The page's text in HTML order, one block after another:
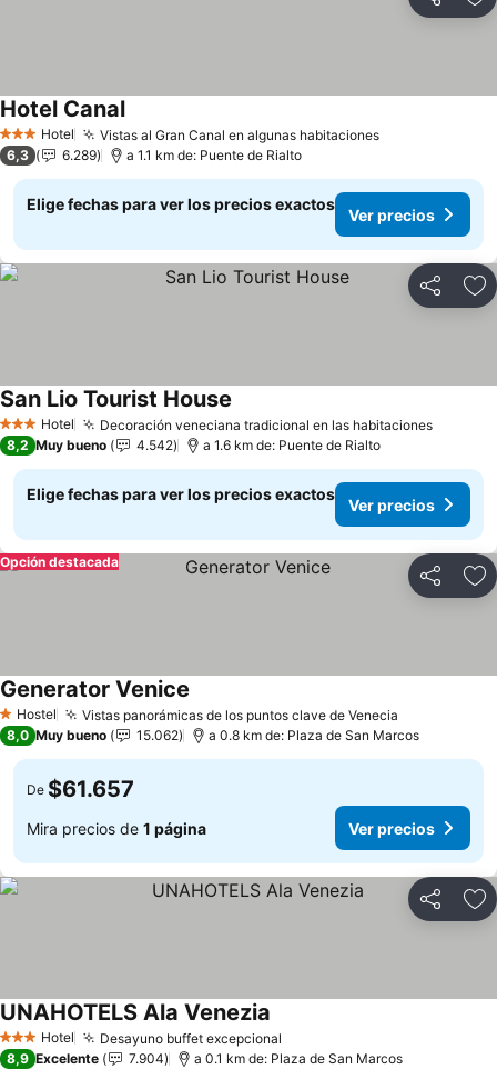
Compartir
3 Estrellas
Hotel Vistas al Gran Canal en algunas habitaciones
Hotel Canal
6,3 6.289 a 1.1 km de: Puente de Rialto
Elige fechas para ver los precios exactos
Ver precios
Compartir
3 Estrellas
Hotel Decoración veneciana tradicional en las habitaciones
San Lio Tourist House
8,2 Muy bueno 4.542 a 1.6 km de: Puente de Rialto
Elige fechas para ver los precios exactos
Ver precios
Compartir
Opción destacada
1 Estrellas
Hostel Vistas panorámicas de los puntos clave de Venecia
Generator Venice
8,0 Muy bueno 15.062 a 0.8 km de: Plaza de San Marcos
De $61.657
Mira precios de 1 página Ver precios
Compartir
3 Estrellas
Hotel Desayuno buffet excepcional
UNAHOTELS Ala Venezia
8,9 Excelente 7.904 a 0.1 km de: Plaza de San Marcos